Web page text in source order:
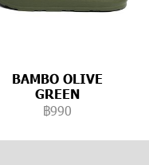
BAMBO OLIVE
GREEN
฿990